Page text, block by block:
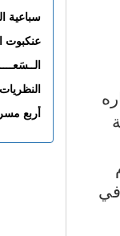
سباعية
أربع